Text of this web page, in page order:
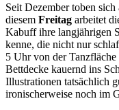
Seit Dezember toben
diesem Freitag arbeitet
Kabuff ihre langjährigen
kenne, die nicht nur
5 Uhr von der
Bettdecke kauernd ins
Illustrationen tatsächlich
ironischerweise noch im